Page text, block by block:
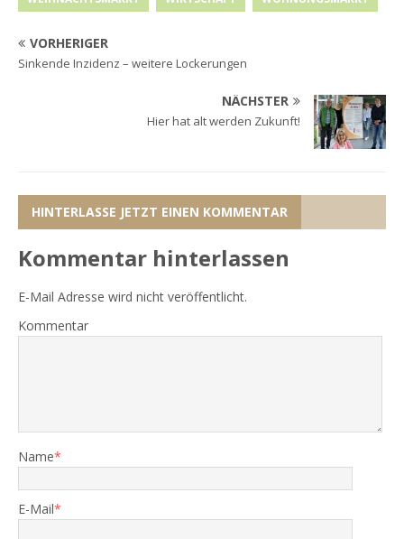
VORHERIGER
Sinkende Inzidenz – weitere Lockerungen
NÄCHSTER
Hier hat alt werden Zukunft!
HINTERLASSE JETZT EINEN KOMMENTAR
Kommentar hinterlassen
E-Mail Adresse wird nicht veröffentlicht.
Kommentar
Name*
E-Mail*